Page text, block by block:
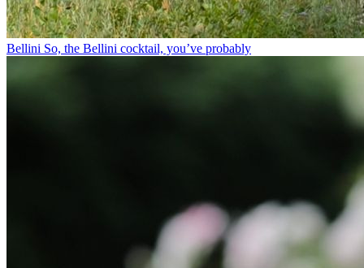
Bellini⁠ So, the Bellini cocktail, you’ve probably